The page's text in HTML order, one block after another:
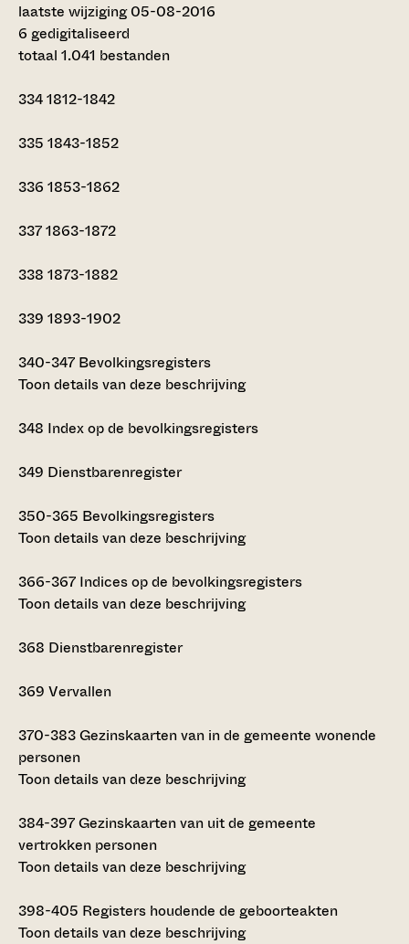
laatste wijziging 05-08-2016
6 gedigitaliseerd
totaal 1.041 bestanden
3341812-1842
335 1843-1852
336 1853-1862
3371863-1872
338 1873-1882
339 1893-1902
340-347 Bevolkingsregisters
Toon details van deze beschrijving
348 Index op de bevolkingsregisters
349 Dienstbarenregister
350-365 Bevolkingsregisters
Toon details van deze beschrijving
366-367 Indices op de bevolkingsregisters
Toon details van deze beschrijving
368 Dienstbarenregister
369 Vervallen
370-383Gezinskaarten van in de gemeente wonende
personen
Toon details van deze beschrijving
384-397Gezinskaarten van uit de gemeente
vertrokken personen
Toon details van deze beschrijving
398-405 Registers houdende de geboorteakten
Toon details van deze beschrijving